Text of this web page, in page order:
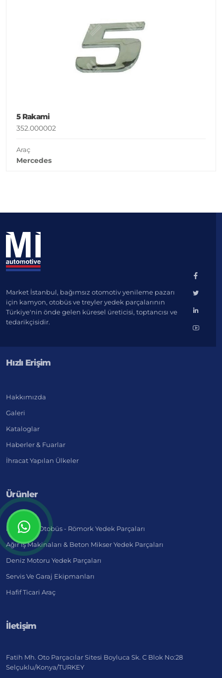
5 Rakami
352.000002
Araç
Mercedes
Market İstanbul, bağımsız otomotiv yenileme pazarı
için kamyon, otobüs ve treyler yedek parçalarının
Türkiye'nin önde gelen küresel üreticisi, toptancısı ve
tedarikçisidir.
Hızlı Erişim
Hakkımızda
Galeri
Kataloglar
Haberler & Fuarlar
İhracat Yapılan Ülkeler
Ürünler
Kamyon - Otobüs - Römork Yedek Parçaları
Ağır İş Makinaları & Beton Mikser Yedek Parçaları
Deniz Motoru Yedek Parçaları
Servis Ve Garaj Ekipmanları
Hafif Ticari Araç
İletişim
Fatih Mh. Oto Parçacılar Sitesi Boyluca Sk. C Blok No:28
Selçuklu/Konya/TURKEY